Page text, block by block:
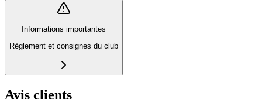
Informations importantes
Règlement et consignes du club
Avis clients